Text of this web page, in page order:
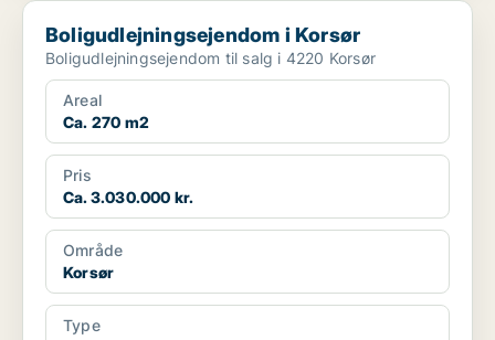
Boligudlejningsejendom i Korsør
Boligudlejningsejendom i Korsør
Boligudlejningsejendom til salg i 4220 Korsør
Areal
Ca. 270 m2
Pris
Ca. 3.030.000 kr.
Område
Korsør
Type